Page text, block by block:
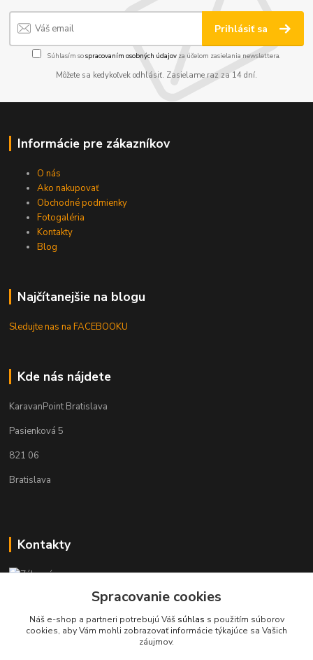
Prihlásiť sa
Súhlasím sospracovaním osobných údajov za účelom zasielania newslettera.
Môžete sa kedykoľvek odhlásiť. Zasielame raz za 14 dní.
Informácie pre zákazníkov
O nás
Ako nakupovať
Obchodné podmienky
Fotogaléria
Kontakty
Blog
Najčítanejšie na blogu
Sledujte nas na FACEBOOKU
Kde nás nájdete
KaravanPoint Bratislava
Pasienková 5
821 06
Bratislava
Kontakty
Zákaznícka podpora KaravanPoint
+421902309993
(Po-Pia, 9-18 hod.)
info@karavanpoint.sk
Spracovanie cookies
Náš e-shop a partneri potrebujú Váš súhlas s použitím súborov
cookies, aby Vám mohli zobrazovať informácie týkajúce sa Vašich
záujmov.